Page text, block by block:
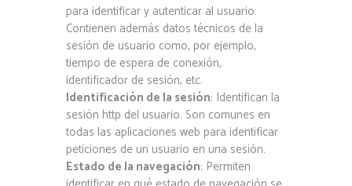
para identificar y autenticar al usuario.
Contienen además datos técnicos de la
sesión de usuario como, por ejemplo,
tiempo de espera de conexión,
identificador de sesión, etc.
Identificación de la sesión: Identifican la
sesión http del usuario. Son comunes en
todas las aplicaciones web para identificar
peticiones de un usuario en una sesión.
Estado de la navegación: Permiten